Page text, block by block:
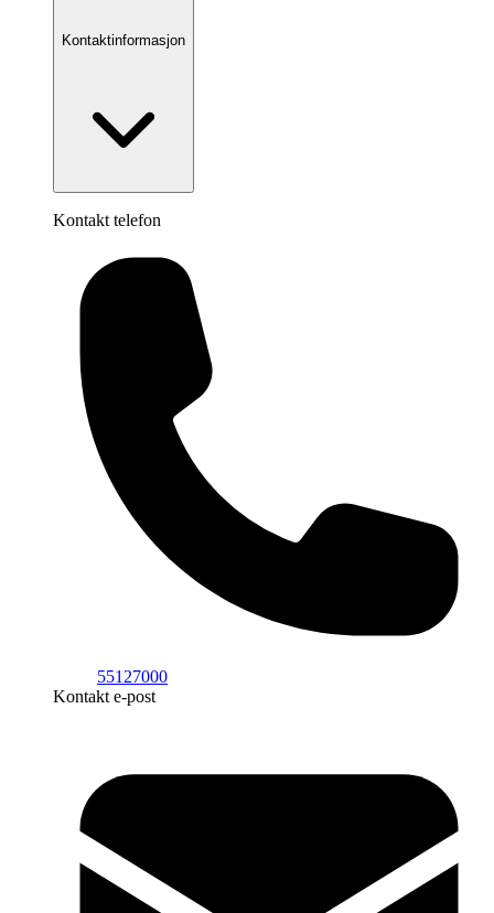
Kontaktinformasjon
Kontakt telefon
55127000
Kontakt e-post